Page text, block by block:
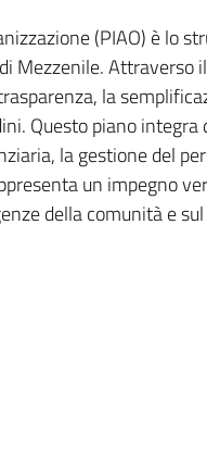
(PIAO) è lo
Mezzenile. Attraverso
la
Questo piano
la gestione del
un impegno
della comunità e